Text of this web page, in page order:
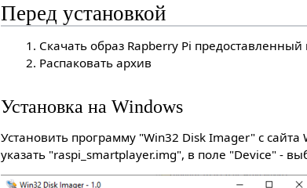
Перед установкой
Скачать образ Rapberry Pi
Распаковать архив
Установка на Windows
Установить программу "Win32 Disk Imager" с
указать "raspi_smartplayer.img", в поле "Device" -